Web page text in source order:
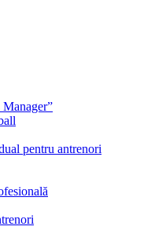
pentru antrenori